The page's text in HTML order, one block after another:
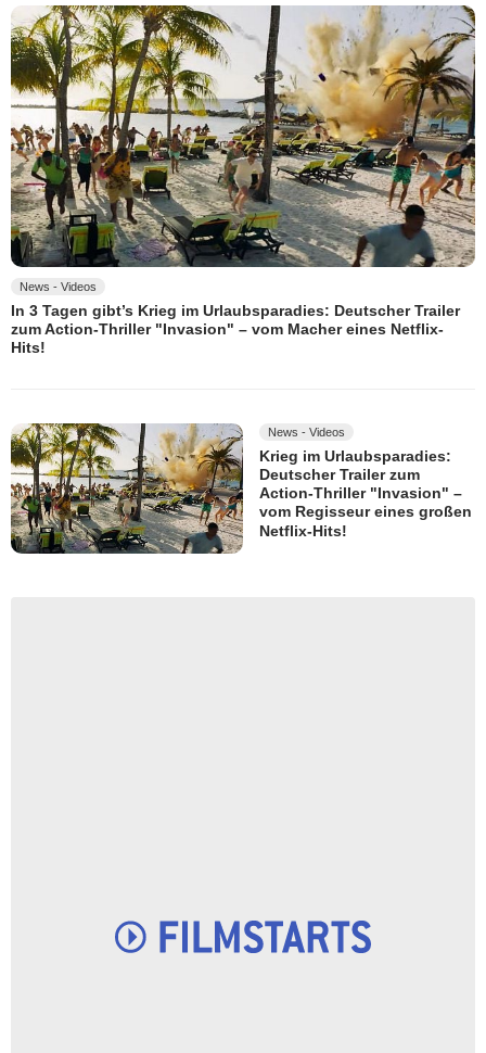
News - Videos
In 3 Tagen gibt’s Krieg im Urlaubsparadies: Deutscher Trailer
zum Action-Thriller "Invasion" – vom Macher eines Netflix-
Hits!
News - Videos
Krieg im Urlaubsparadies:
Deutscher Trailer zum
Action-Thriller "Invasion" –
vom Regisseur eines großen
Netflix-Hits!